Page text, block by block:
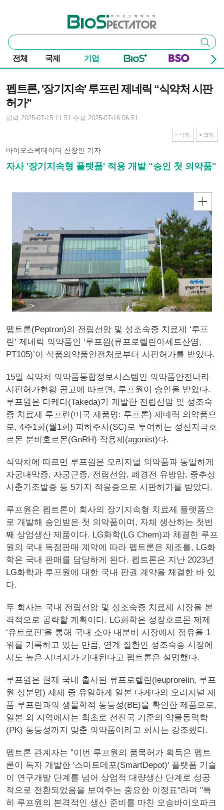
바이오스펙테이터
통
합
검
색
검색
전체 국제 기업
펩트론, '장기지속' 루프린 제네릭 “식약처 시판
허가”
입력 2025-07-15 11:51 수정 2025-07-16 06:51
작게 크게
바이오스펙테이터 신창민 기자
자사 '장기지속형 플랫폼' 적용 개발 "승인 첫 의약품"
펩트론(Peptron)의 전립선암 및 성조숙증 치료제 ‘루프
린’ 제네릭 의약품인 ‘루프원(류프로렐린아세트산염,
PT105)’이 식품의약품안전처로부터 시판허가를 받았다.
15일 식약처 의약품통합정보시스템인 의약품안전나라
시판허가현황 공고에 따르면, 루프원이 승인을 받았다.
루프원은 다케다(Takeda)가 개발한 전립선암 및 성조숙
증 치료제 루프린(미국 제품명: 루프론) 제네릭 의약품으
로, 4주1회(월1회) 피하주사(SC)로 투여하는 성선자극호
르몬 분비호르몬(GnRH) 작용제(agonist)다.
식약처에 따르면 루프원은 오리지널 의약품과 동일하게
자궁내막증, 자궁근종, 전립선암, 폐경전 유방암, 중추성
사춘기조발증 등 5가지 적응증으로 시판허가를 받았다.
루프원은 펩트론이 회사의 장기지속형 치료제 플랫폼으
로 개발해 승인받은 첫 의약품이며, 자체 생산하는 첫번
째 상업생산 제품이다. LG화학(LG Chem)과 체결한 루프
원의 국내 독점판매 계약에 따라 펩트론은 제조를, LG화
학은 국내 판매를 담당하게 된다. 펩트론은 지난 2023년
LG화학과 루프원에 대한 국내 판권 계약을 체결한 바 있
다.
두 회사는 국내 전립선암 및 성조숙증 치료제 시장을 본
격적으로 공략할 계획이다. LG화학은 성장호르몬 제제
‘유트로핀’을 통해 국내 소아 내분비 시장에서 점유율 1
위를 기록하고 있는 만큼, 연계 질환인 성조숙증 시장에
서도 높은 시너지가 기대된다고 펩트론은 설명했다.
루프원은 현재 국내 출시된 류프로렐린(leuprorelin, 루프
원 성분명) 제제 중 유일하게 일본 다케다의 오리지널 제
품 루프린과의 생물학적 동등성(BE)을 확인한 제품으로,
일본 외 지역에서는 최초로 선진국 기준의 약물동력학
(PK) 동등성까지 맞춘 의약품이라고 회사는 강조했다.
펩트론 관계자는 "이번 루프원의 품목허가 획득은 펩트
론이 독자 개발한 '스마트데포(SmartDepot)' 플랫폼 기술
이 연구개발 단계를 넘어 상업적 대량생산 단계로 성공
적으로 전환되었음을 보여주는 중요한 이정표"라며 "특
히 루프원의 본격적인 생산 준비를 마친 오송바이오파크